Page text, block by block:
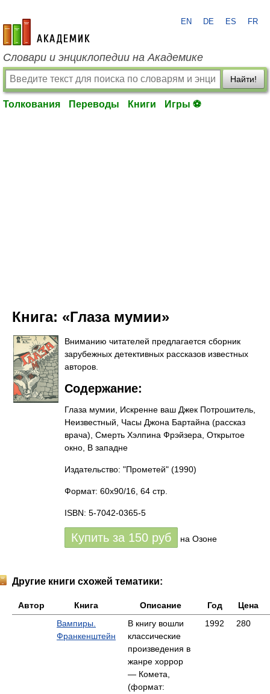
academic.ru
EN DE ES FR
Словари и энциклопедии на Академике
Найти!
Толкования Переводы Книги Игры ⚽
Книга: «Глаза мумии»
Вниманию читателей предлагается сборник
зарубежных детективных рассказов известных
авторов.
Содержание:
Глаза мумии, Искренне ваш Джек Потрошитель,
Неизвестный, Часы Джона Бартайна (рассказ
врача), Смерть Хэлпина Фрэйзера, Открытое
окно, В западне
Издательство: "Прометей" (1990)
Формат: 60x90/16, 64 стр.
ISBN: 5-7042-0365-5
Купить за 150 руб на Озоне
Другие книги схожей тематики:
Автор Книга Описание Год
Цена
Вампиры.
Франкенштейн
В книгу вошли
классические
произведения в
жанре хоррор
— Комета,
(формат:
1992 280